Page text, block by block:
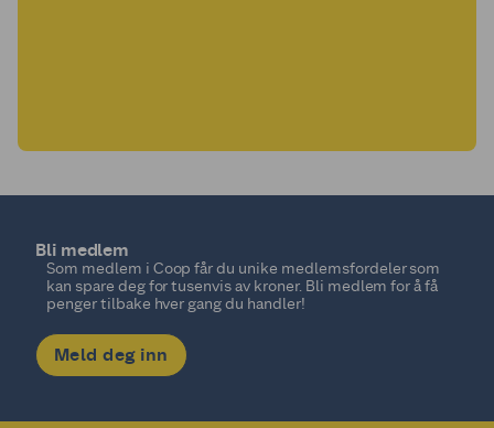
Bli medlem
Som medlem i Coop får du unike medlemsfordeler som
kan spare deg for tusenvis av kroner. Bli medlem for å få
penger tilbake hver gang du handler!
Meld deg inn